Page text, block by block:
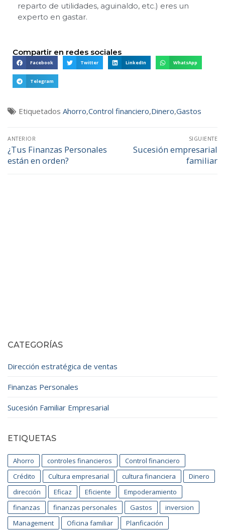
reparto de utilidades, aguinaldo, etc.) eres un
experto en gastar.
Compartir en redes sociales
Facebook Twitter LinkedIn WhatsApp
Telegram
Etiquetados Ahorro,Control financiero,Dinero,Gastos
ANTERIOR
¿Tus Finanzas Personales
están en orden?
SIGUIENTE
Sucesión empresarial
familiar
CATEGORÍAS
Dirección estratégica de ventas
Finanzas Personales
Sucesión Familiar Empresarial
ETIQUETAS
Ahorro controles financieros
Control financiero
Crédito
Cultura empresarial cultura financiera
Dinero
dirección
Eficaz Eficiente
Empoderamiento
finanzas
finanzas personales Gastos
inversion
Management
Oficina familiar Planficación